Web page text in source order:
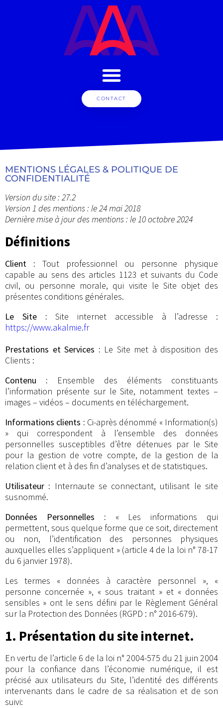
CONTACT
MENTIONS LÉGALES & POLITIQUE DE
CONFIDENTIALITÉ
Version du site : 27.2
Version 1 des mentions : le 24 mai 2018
Dernière mise à jour des mentions : le 10 octobre 2024
Définitions
Client : Tout professionnel ou personne physique
capable au sens des articles 1123 et suivants du Code
civil, ou personne morale, qui visite le Site objet des
présentes conditions générales.
Le Site :Site internet accessible à l’adresse :
https://www.akalmie.fr
Prestations et Services : Le Site met à disposition des
Clients :
Contenu : Ensemble des éléments constituants
l’information présente sur le Site, notamment textes –
images – vidéos – documents en téléchargement.
Informations clients : Ci-après dénommé « Information(s)
» qui correspondent à l’ensemble des données
personnelles susceptibles d’être détenues par le Site
pour la gestion de votre compte, de la gestion de la
relation client et à des fin d’analyses et de statistiques.
Utilisateur : Internaute se connectant, utilisant le site
susnommé.
Données Personnelles : « Les informations qui
permettent, sous quelque forme que ce soit, directement
ou non, l’identification des personnes physiques
auxquelles elles s’appliquent » (article 4 de la loi n° 78-17
du 6 janvier 1978).
Les termes « données à caractère personnel », «
personne concernée », « sous traitant » et « données
sensibles » ont le sens défini par le Règlement Général
sur la Protection des Données (RGPD : n° 2016-679).
1. Présentation du site internet.
En vertu de l’article 6 de la loi n° 2004-575 du 21 juin 2004
pour la confiance dans l’économie numérique, il est
précisé aux utilisateurs du Site, l’identité des différents
intervenants dans le cadre de sa réalisation et de son
suivi: